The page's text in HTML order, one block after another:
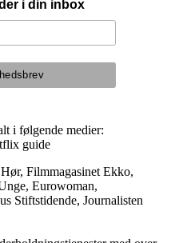
i din inbox
i følgende medier:
Filmmagasinet Ekko,
Eurowoman,
Stiftstidende, Journalisten